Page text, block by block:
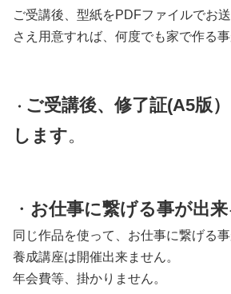
ご受講後、型紙をPDFファイルでお
さえ用意すれば、何度でも家で作る事
・ ご受講後、修了証(A5版
します。
・ お仕事に繋げる事が出来
同じ作品を使って、お仕事に繋げる事
養成講座は開催出来ません。
年会費等、掛かりません。